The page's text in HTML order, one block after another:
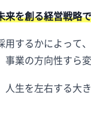
来を創る経営戦略
用するかによって
業の方向性すら変
人生を左右する大